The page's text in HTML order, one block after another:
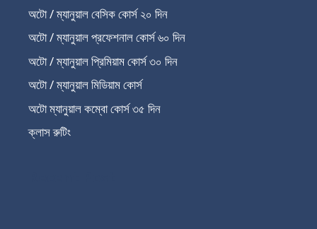
অটো / ম্যানুয়াল বেসিক কোর্স ২০ দিন
অটো / ম্যানুয়াল প্রফেশনাল কোর্স ৬০ দিন
অটো / ম্যানুয়াল প্রিমিয়াম কোর্স ৩০ দিন
অটো / ম্যানুয়াল মিডিয়াম কোর্স
অটো ম্যানুয়াল কম্বো কোর্স ৩৫ দিন
ক্লাস রুটিং